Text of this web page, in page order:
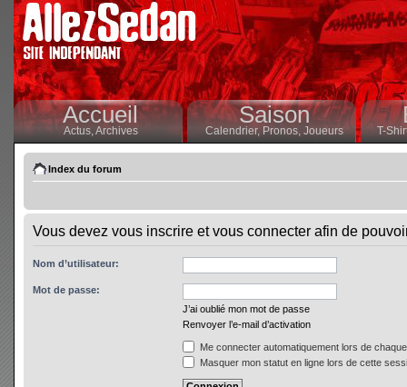
Accueil
Actus,Archives
Saison
Calendrier,Pronos, Joueurs T-
Index du forum
Vous devez vous inscrire et vous connecter afin de
Nom d’utilisateur:
Mot de passe:
J’ai oublié mon mot de passe
Renvoyer l’e-mail d’activation
Me connecter automatiquement lors de
Masquer mon statut en ligne lors de cette